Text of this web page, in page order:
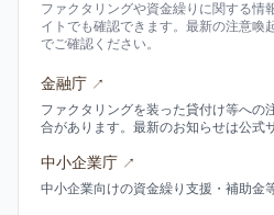
ファクタリングや資金繰りに関する情
イトでも確認できます。最新の注意喚
でご確認ください。
金融庁 ↗
ファクタリングを装った貸付け等への
合があります。最新のお知らせは公式
中小企業庁 ↗
中小企業向けの資金繰り支援・補助金